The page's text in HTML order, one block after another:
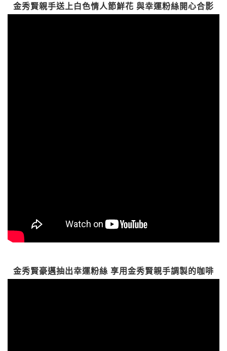
金秀賢親手送上白色情人節鮮花 與幸運粉絲開心合影
金秀賢豪邁抽出幸運粉絲 享用金秀賢親手調製的咖啡